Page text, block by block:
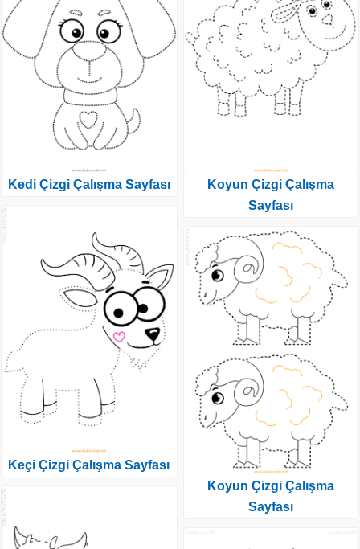
Kedi Çizgi Çalışma Sayfası
Keçi Çizgi Çalışma Sayfası
Koyun Çizgi Çalışma
Sayfası
Koyun Çizgi Çalışma
Sayfası